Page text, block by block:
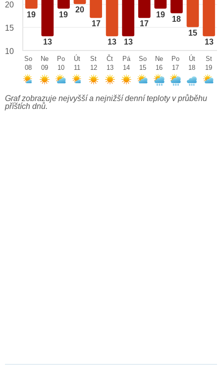
19
13
19
20
17
13 13
17
19
18
15
13
20
15
10
So
08
Ne
09
Po
10
Út
11
St
12
Čt
13
Pá
14
So
15
Ne
16
Po
17
Út
18
St
19
Graf zobrazuje nejvyšší a nejnižší denní teploty v průběhu
příštích dnů.